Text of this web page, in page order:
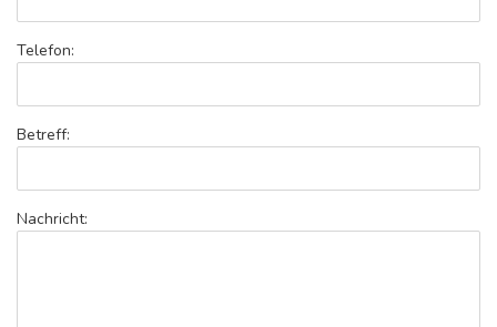
Telefon:
Betreff:
Nachricht: